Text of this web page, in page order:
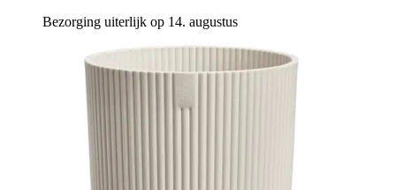
Bezorging uiterlijk op 14. augustus